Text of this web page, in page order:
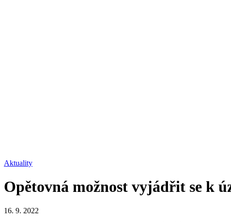
Aktuality
Opětovná možnost vyjádřit se k
16. 9. 2022